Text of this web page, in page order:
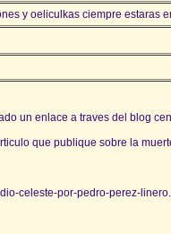
y oeliculkas ciempre estaras
un enlace a traves del blog
que publique sobre la
celeste-por-pedro-perez-